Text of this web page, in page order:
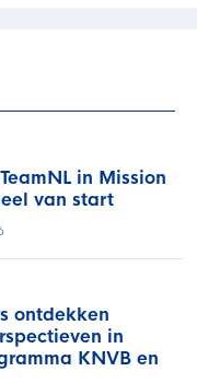
in Mission
van start
ontdekken
in
KNVB en